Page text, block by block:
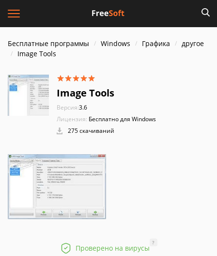
Бесплатные программы Windows Графика
другое
Image Tools
Image Tools
Версия:3.6
Лицензия: Бесплатно для Windows
275 скачиваний
Проверено на вирусы
?